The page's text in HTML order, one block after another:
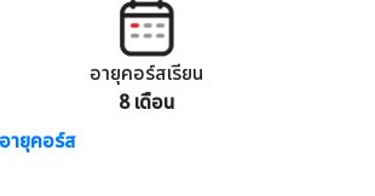
อายุคอร์สเรียน
8 เดือน
ายุคอร์ส